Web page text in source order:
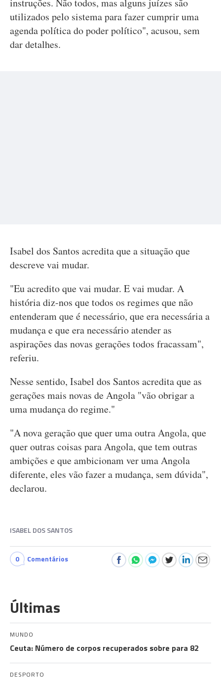
instruções. Não todos, mas alguns juízes são
utilizados pelo sistema para fazer cumprir uma
agenda política do poder político", acusou, sem
dar detalhes.
Isabel dos Santos acredita que a situação que
descreve vai mudar.
"Eu acredito que vai mudar. E vai mudar. A
história diz-nos que todos os regimes que não
entenderam que é necessário, que era necessária a
mudança e que era necessário atender as
aspirações das novas gerações todos fracassam",
referiu.
Nesse sentido, Isabel dos Santos acredita que as
gerações mais novas de Angola "vão obrigar a
uma mudança do regime."
"A nova geração que quer uma outra Angola, que
quer outras coisas para Angola, que tem outras
ambições e que ambicionam ver uma Angola
diferente, eles vão fazer a mudança, sem dúvida",
declarou.
ISABEL DOS SANTOS
0 Comentários
Últimas
MUNDO
Ceuta: Número de corpos recuperados sobre para 82
DESPORTO